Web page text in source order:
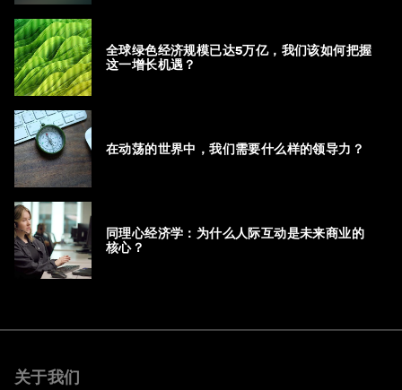
全球绿色经济规模已达5万亿，我们该如何把握
这一增长机遇？
在动荡的世界中，我们需要什么样的领导力？
同理心经济学：为什么人际互动是未来商业的
核心？
关于我们